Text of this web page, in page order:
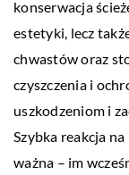
konserwacja
estetyki, lecz
chwastów oraz
czyszczenia i
uszkodzeniom i
Szybka reakcja
ważna – im